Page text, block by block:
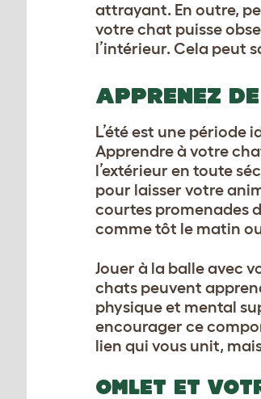
attrayant. En outre,
votre chat puisse
l’intérieur. Cela peut
APPRENEZ
L’été est une période
Apprendre à votre
l’extérieur en toute
pour laisser votre
courtes promenades
comme tôt le matin
Jouer à la balle avec
chats peuvent
physique et mental
encourager ce
lien qui vous unit,
OMLET ET